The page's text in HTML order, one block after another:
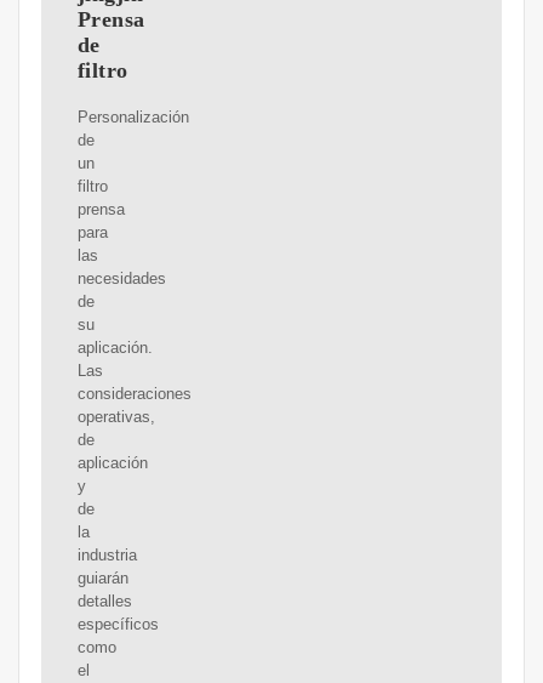
Prensa
de
filtro
Personalización
de
un
filtro
prensa
para
las
necesidades
de
su
aplicación.
Las
consideraciones
operativas,
de
aplicación
y
de
la
industria
guiarán
detalles
específicos
como
el